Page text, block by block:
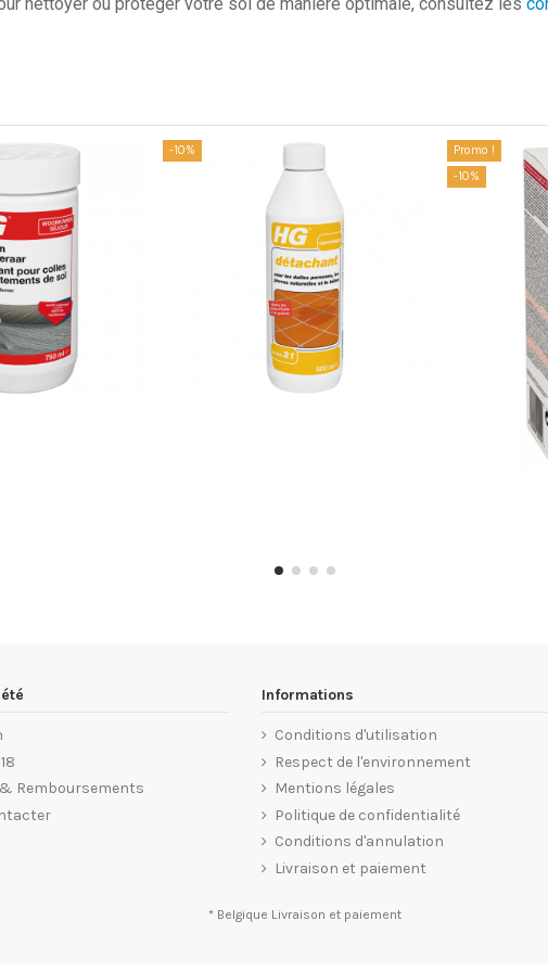
-10%
Promo !
-10%
Remboursements
Informations
Conditions d'utilisation
Respect de l'environnement
Mentions légales
Politique de confidentialité
Conditions d'annulation
Livraison et paiement
* Belgique Livraison et paiement